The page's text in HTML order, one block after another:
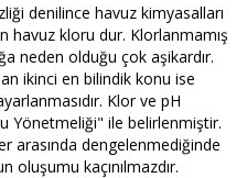
denilince havuz kimyasalları
havuz kloru dur. Klorlanmamış
neden olduğu çok aşikardır.
ikinci en bilindik konu ise
Klor ve pH
Yönetmeliği" ile belirlenmiştir.
arasında dengelenmediğinde
oluşumu kaçınılmazdır.